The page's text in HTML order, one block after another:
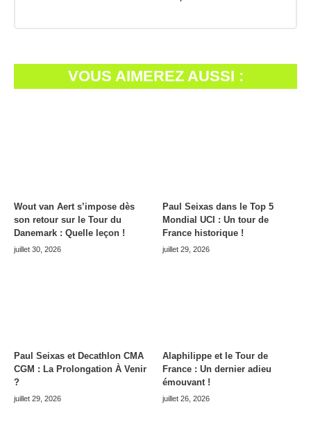
VOUS AIMEREZ AUSSI :
Wout van Aert s’impose dès
son retour sur le Tour du
Danemark : Quelle leçon !
juillet 30, 2026
Paul Seixas dans le Top 5
Mondial UCI : Un tour de
France historique !
juillet 29, 2026
Paul Seixas et Decathlon CMA
CGM : La Prolongation À Venir
?
juillet 29, 2026
Alaphilippe et le Tour de
France : Un dernier adieu
émouvant !
juillet 26, 2026